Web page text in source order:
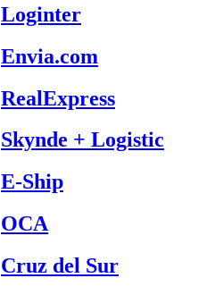
Loginter
Envia.com
RealExpress
Skynde + Logistic
E-Ship
OCA
Cruz del Sur